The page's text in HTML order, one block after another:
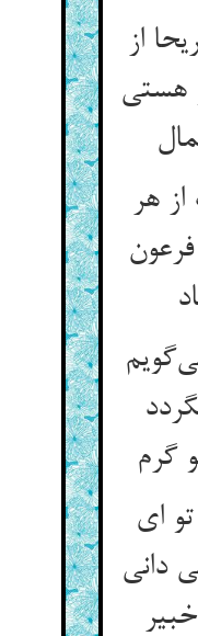
از
هستی
هر
گرم
ای
دانی